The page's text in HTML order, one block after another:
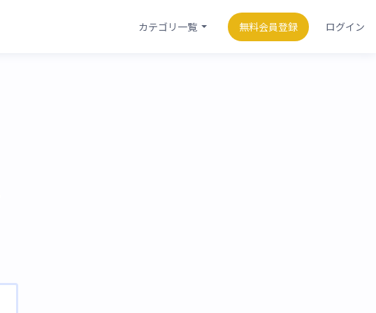
カテゴリ一覧 無料会員登録 ログイン